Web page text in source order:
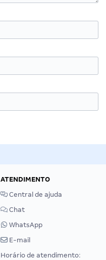
ATENDIMENTO
Central de ajuda
Chat
WhatsApp
E-mail
Horário de atendimento: